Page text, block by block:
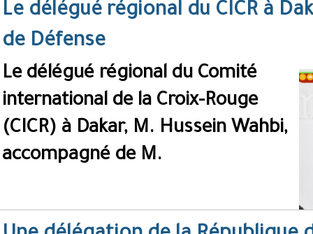
Le délégué régional du CICR à
de Défense
Le délégué régional du Comité
international de la Croix-Rouge
(CICR) à Dakar, M. Hussein Wahbi,
accompagné de M.